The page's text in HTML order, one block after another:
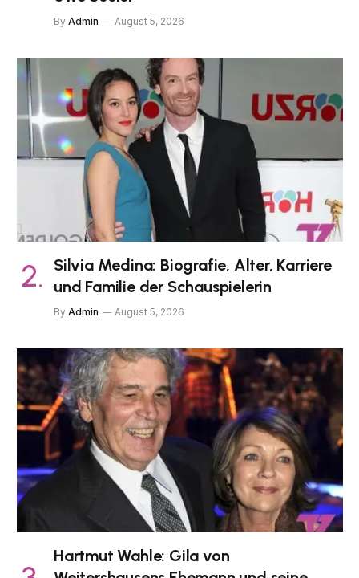
By Admin August 5, 2026
Silvia Medina: Biografie, Alter, Karriere
und Familie der Schauspielerin
By Admin August 5, 2026
Hartmut Wahle: Gila von